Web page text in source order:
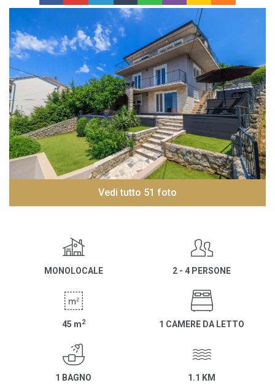
Vedi tutto 51 foto
MONOLOCALE 2 - 4 PERSONE
45 m2 1 CAMERE DA LETTO
1 BAGNO 1.1 KM